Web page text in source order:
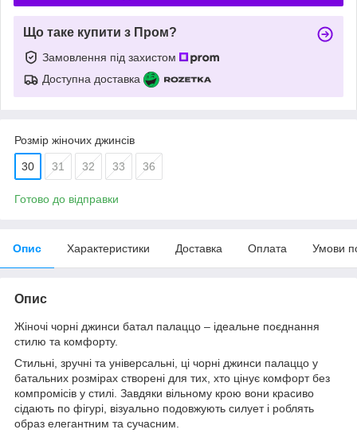
Що таке купити з Пром?
Замовлення під захистом
Доступна доставка
Розмір жіночих джинсів
30 31 32 33 36
Готово до відправки
Опис Характеристики Доставка Оплата Умови
Опис
Жіночі чорні джинси батал палаццо – ідеальне поєднання
стилю та комфорту.
Стильні, зручні та універсальні, ці чорні джинси палаццо у
батальних розмірах створені для тих, хто цінує комфорт без
компромісів у стилі. Завдяки вільному крою вони красиво
сідають по фігурі, візуально подовжують силует і роблять
образ елегантним та сучасним.